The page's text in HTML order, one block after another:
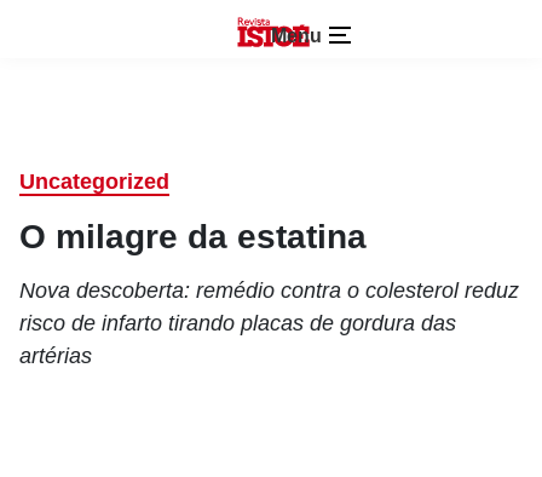
Menu
Uncategorized
O milagre da estatina
Nova descoberta: remédio contra o colesterol reduz
risco de infarto tirando placas de gordura das
artérias